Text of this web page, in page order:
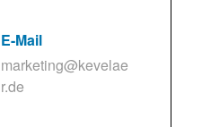
E-Mail
marketing@kevelae
r.de